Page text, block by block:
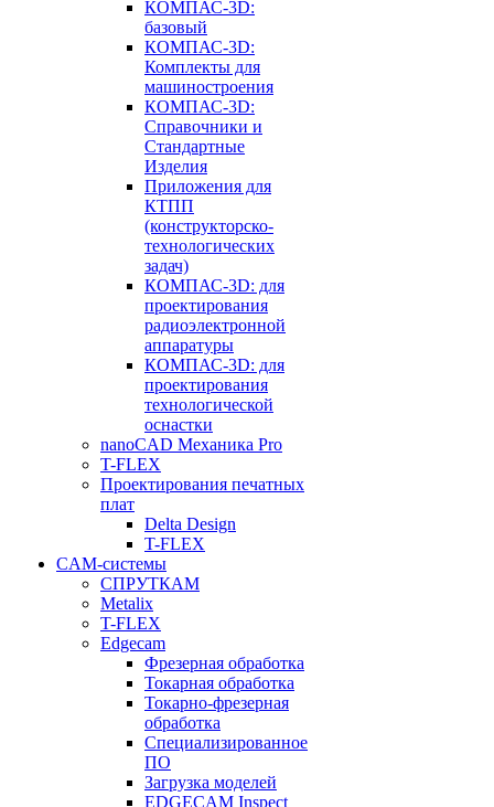
КОМПАС-3D:
базовый
КОМПАС-3D:
Комплекты для
машиностроения
КОМПАС-3D:
Справочники и
Стандартные
Изделия
Приложения для
КТПП
(конструкторско-
технологических
задач)
КОМПАС-3D: для
проектирования
радиоэлектронной
аппаратуры
КОМПАС-3D: для
проектирования
технологической
оснастки
nanoCAD Механика Pro
T-FLEX
Проектирования печатных
плат
Delta Design
T-FLEX
CAM-системы
СПРУТКAM
Metalix
T-FLEX
Edgecam
Фрезерная обработка
Токарная обработка
Токарно-фрезерная
обработка
Специализированное
ПО
Загрузка моделей
EDGECAM Inspect